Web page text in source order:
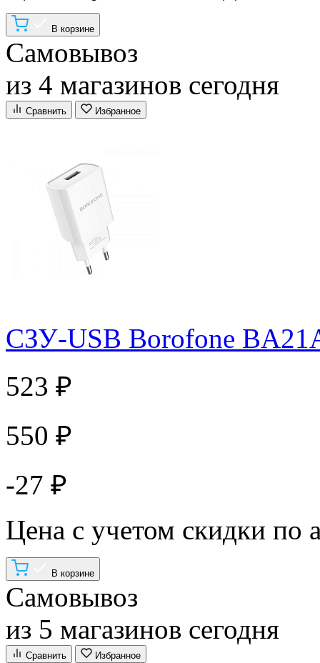
В корзине
Самовывоз
из 4 магазинов сегодня
Сравнить Избранное
СЗУ-USB Borofone
523 ₽
550 ₽
-27 ₽
Цена с учетом скидки по
В корзине
Самовывоз
из 5 магазинов сегодня
Сравнить Избранное